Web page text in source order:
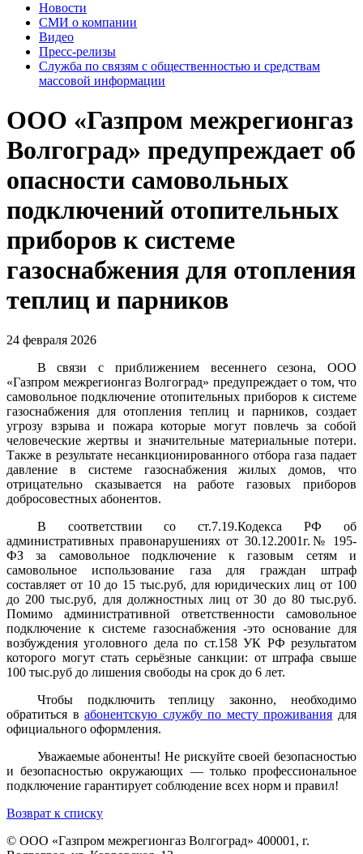
Новости
СМИ о компании
Видео
Пресс-релизы
Служба по связям с общественностью и средствам
массовой информации
ООО «Газпром межрегионгаз
Волгоград» предупреждает об
опасности самовольных
подключений отопительных
приборов к системе
газоснабжения для отопления
теплиц и парников
24 февраля 2026
В связи с приближением весеннего сезона, ООО
«Газпром межрегионгаз Волгоград» предупреждает о том, что
самовольное подключение отопительных приборов к системе
газоснабжения для отопления теплиц и парников, создает
угрозу взрыва и пожара которые могут повлечь за собой
человеческие жертвы и значительные материальные потери.
Также в результате несанкционированного отбора газа падает
давление в системе газоснабжения жилых домов, что
отрицательно сказывается на работе газовых приборов
добросовестных абонентов.
В соответствии со ст.7.19.Кодекса РФ об
административных правонарушениях от 30.12.2001г.№ 195-
ФЗ за самовольное подключение к газовым сетям и
самовольное использование газа для граждан штраф
составляет от 10 до 15 тыс.руб, для юридических лиц от 100
до 200 тыс.руб, для должностных лиц от 30 до 80 тыс.руб.
Помимо административной ответственности самовольное
подключение к системе газоснабжения -это основание для
возбуждения уголовного дела по ст.158 УК РФ результатом
которого могут стать серьёзные санкции: от штрафа свыше
100 тыс.руб до лишения свободы на срок до 6 лет.
Чтобы подключить теплицу законно, необходимо
обратиться вабонентскую службу по месту проживания для
официального оформления.
Уважаемые абоненты! Не рискуйте своей безопасностью
и безопасностью окружающих — только профессиональное
подключение гарантирует соблюдение всех норм и правил!
Возврат к списку
© ООО «Газпром межрегионгаз Волгоград» 400001, г.